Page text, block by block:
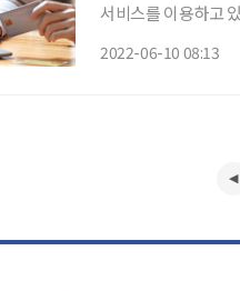
서비스를 이용하고
2022-06-10 08:13